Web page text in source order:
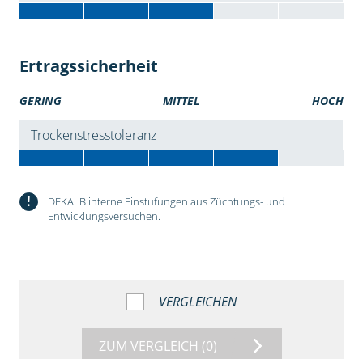
Ertragssicherheit
GERING MITTEL HOCH
Trockenstresstoleranz
!
DEKALB interne Einstufungen aus Züchtungs- und
Entwicklungsversuchen.
VERGLEICHEN
ZUM VERGLEICH (0)